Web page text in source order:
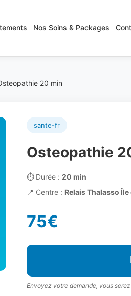
Nos Soins & Packages
20 min
sante-fr
Osteopathie
⏱️Durée : 20 min
📍 Centre : Relais Thalasso
75€
Envoyez votre demande, vous